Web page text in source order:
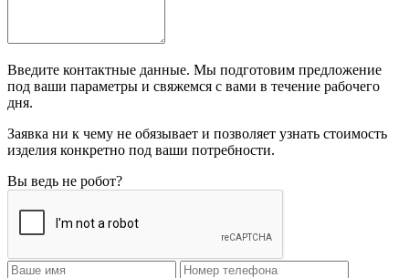
Введите контактные данные. Мы подготовим предложение
под ваши параметры и свяжемся с вами в течение рабочего
дня.
Заявка ни к чему не обязывает и позволяет узнать стоимость
изделия конкретно под ваши потребности.
Вы ведь не робот?